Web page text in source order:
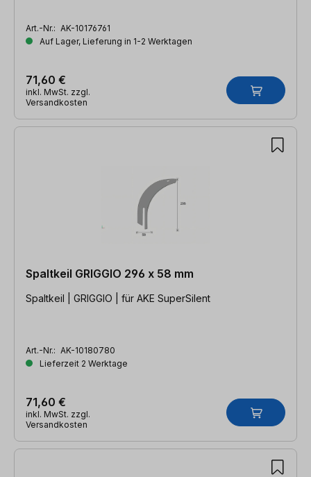
Art.-Nr.: AK-10176761
Auf Lager, Lieferung in 1-2 Werktagen
71,60 €
inkl. MwSt. zzgl.
Versandkosten
Spaltkeil GRIGGIO 296 x 58 mm
Spaltkeil | GRIGGIO | für AKE SuperSilent
Art.-Nr.: AK-10180780
Lieferzeit 2 Werktage
71,60 €
inkl. MwSt. zzgl.
Versandkosten